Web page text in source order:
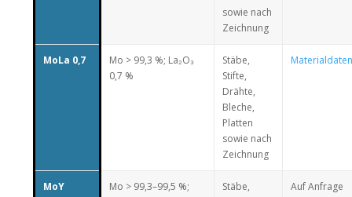
sowie nach
Zeichnung
MoLa 0,7
Mo > 99,3 %; La₂O₃
0,7 %
Stäbe,
Stifte,
Drähte,
Bleche,
Platten
sowie nach
Zeichnung
MoY
Mo > 99,3–99,5 %;
Stäbe,
Auf Anfrage